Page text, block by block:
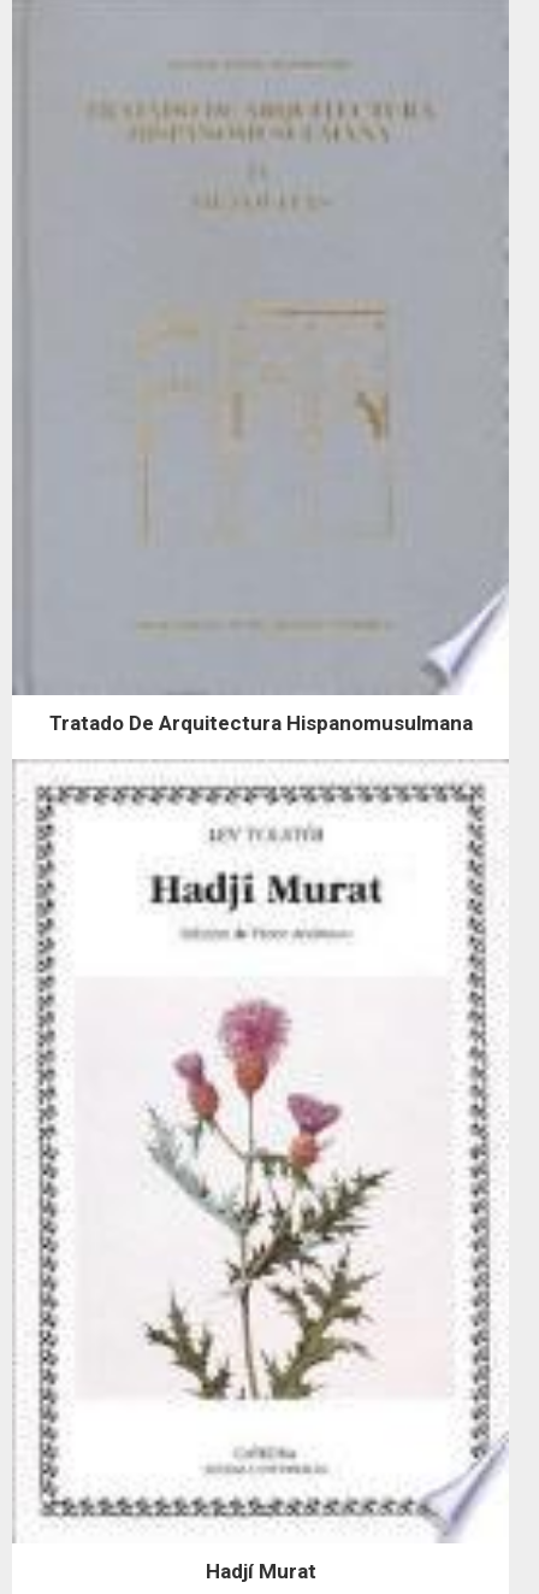
Tratado De Arquitectura Hispanomusulmana
Hadjí Murat